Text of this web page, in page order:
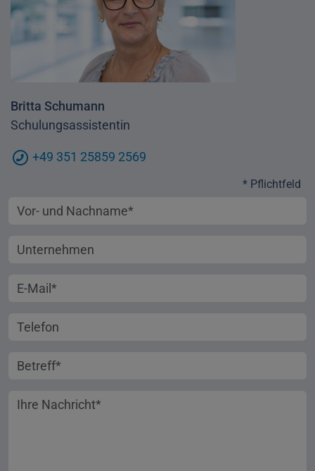
Britta Schumann
Schulungsassistentin
+49 351 25859 2569
* Pflichtfeld
Vorname und Nachname
Unternehmen
E-Mail-Adresse
Telefonnummer
Betreff
Ihre Nachricht